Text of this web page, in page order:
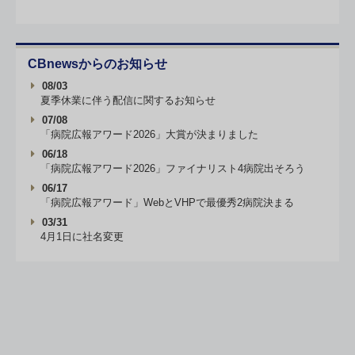
CBnewsからのお知らせ
08/03
夏季休業に伴う配信に関するお知らせ
07/08
「病院広報アワード2026」大賞が決まりました
06/18
「病院広報アワード2026」ファイナリスト4病院出そろう
06/17
「病院広報アワード」WebとVHPで最優秀2病院決まる
03/31
4月1日に社名変更